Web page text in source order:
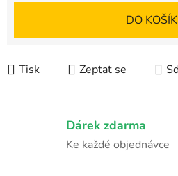
DO
Tisk Zeptat se
Dárek zdarma
Ke každé objednávce